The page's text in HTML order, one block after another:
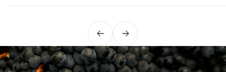
PrécédentSuivant